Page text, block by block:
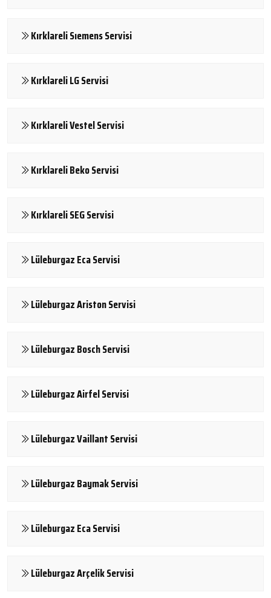
Kırklareli Sıemens Servisi
Kırklareli LG Servisi
Kırklareli Vestel Servisi
Kırklareli Beko Servisi
Kırklareli SEG Servisi
Lüleburgaz Eca Servisi
Lüleburgaz Ariston Servisi
Lüleburgaz Bosch Servisi
Lüleburgaz Airfel Servisi
Lüleburgaz Vaillant Servisi
Lüleburgaz Baymak Servisi
Lüleburgaz Eca Servisi
Lüleburgaz Arçelik Servisi